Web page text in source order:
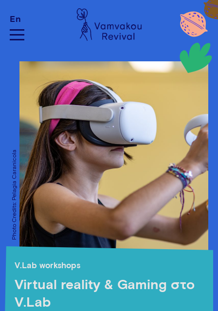
En
Photo Credits: Pelagia Caranicola
V.Lab workshops
Virtual reality & Gaming στο
V.Lab